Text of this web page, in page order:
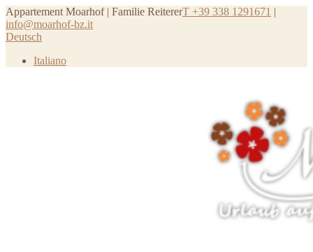
Appartement Moarhof | Familie ReitererT +39 338 1291671 |
info@moarhof-bz.it
Deutsch
Italiano